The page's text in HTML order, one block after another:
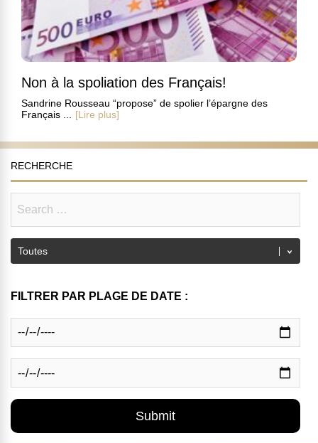
Non à la spoliation des Français!
Sandrine Rousseau “propose” de spolier l’épargne des
Français ...
[Lire plus]
RECHERCHE
FILTRER PAR PLAGE DE DATE :